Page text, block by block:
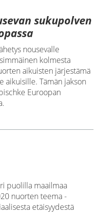
sukupolven
nousevalle
kolmesta
aikuisten järjestämä
aikuisille. Tämän jakson
Euroopan
puolilla maailmaa
nuorten teema -
etäisyydestä